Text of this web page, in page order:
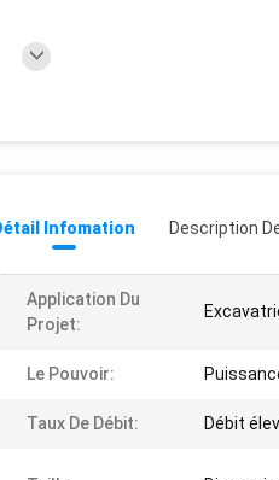
Infomation Description
Application Du
Projet:
Le Pouvoir:
Taux De Débit: Débit